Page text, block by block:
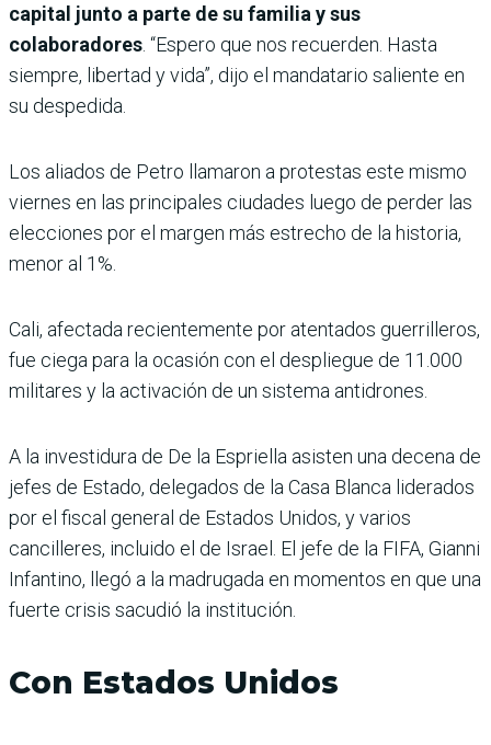
capital junto a parte de su familia y sus
colaboradores . “Espero que nos recuerden. Hasta
siempre, libertad y vida”, dijo el mandatario saliente en
su despedida.
Los aliados de Petro llamaron a protestas este mismo
viernes en las principales ciudades luego de perder las
elecciones por el margen más estrecho de la historia,
menor al 1%.
Cali, afectada recientemente por atentados guerrilleros,
fue ciega para la ocasión con el despliegue de 11.000
militares y la activación de un sistema antidrones.
A la investidura de De la Espriella asisten una decena de
jefes de Estado, delegados de la Casa Blanca liderados
por el fiscal general de Estados Unidos, y varios
cancilleres, incluido el de Israel. El jefe de la FIFA, Gianni
Infantino, llegó a la madrugada en momentos en que una
fuerte crisis sacudió la institución.
Con Estados Unidos